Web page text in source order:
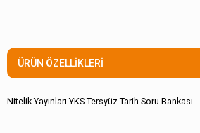
ÜRÜN ÖZELLIKLERI
Nitelik Yayınları YKS Tersyüz Tarih Soru Bankası